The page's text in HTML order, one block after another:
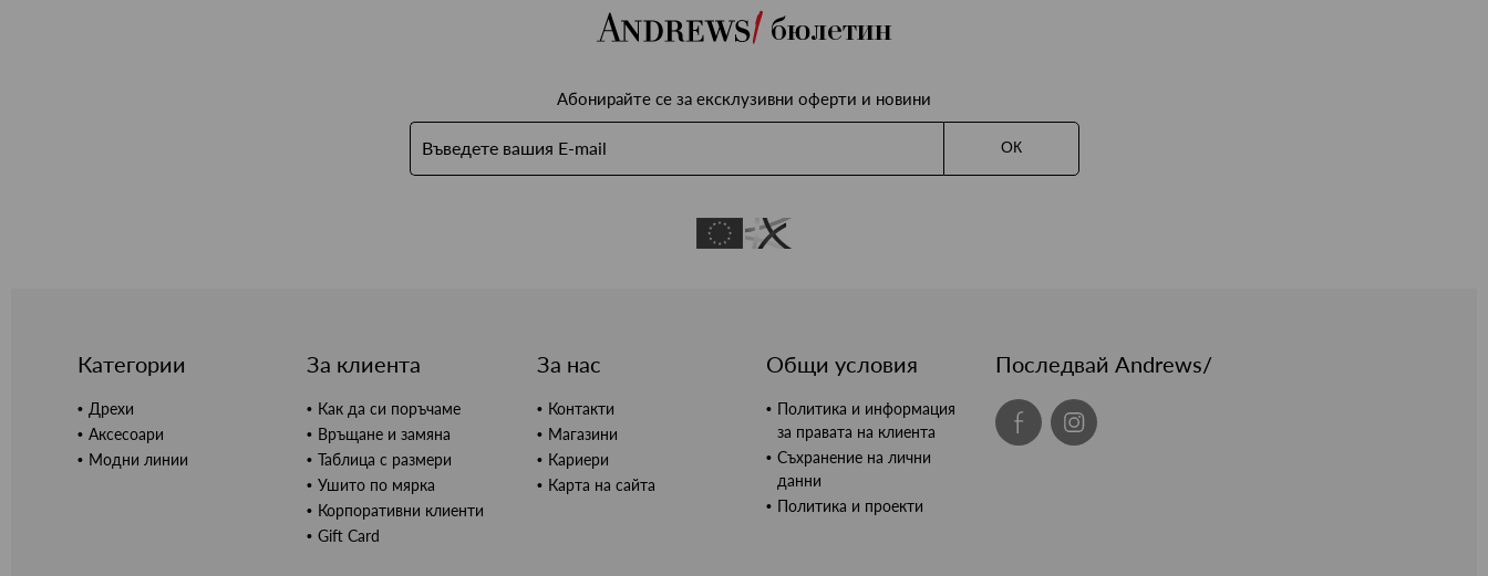
бюлетин
Абонирайте се за ексклузивни оферти и новини
ОК
Категории
Дрехи
Аксесоари
Модни линии
За клиента
Как да си поръчаме
Връщане и замяна
Таблица с размери
Ушито по мярка
Корпоративни клиенти
Gift Card
За нас
Контакти
Магазини
Кариери
Карта на сайта
Общи условия
Политика и информация
за правата на клиента
Съхранение на лични
данни
Политика и проекти
Последвай Andrews/